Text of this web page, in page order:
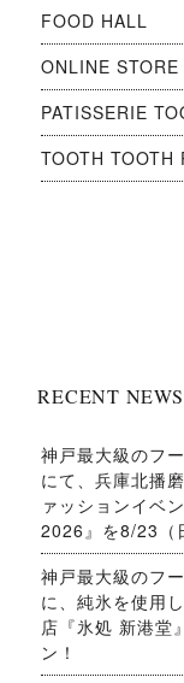
FOOD HALL
ONLINE STORE
PATISSERIE
TOOTH TOOTH
RECENT NEWS
神戸最大級のフ
にて、兵庫北播
ァッションイベ
2026』を8/23（
神戸最大級のフ
に、純氷を使用
店『氷処 新港堂
ン！